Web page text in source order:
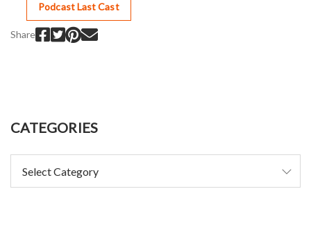
Podcast Last Cast
Share
CATEGORIES